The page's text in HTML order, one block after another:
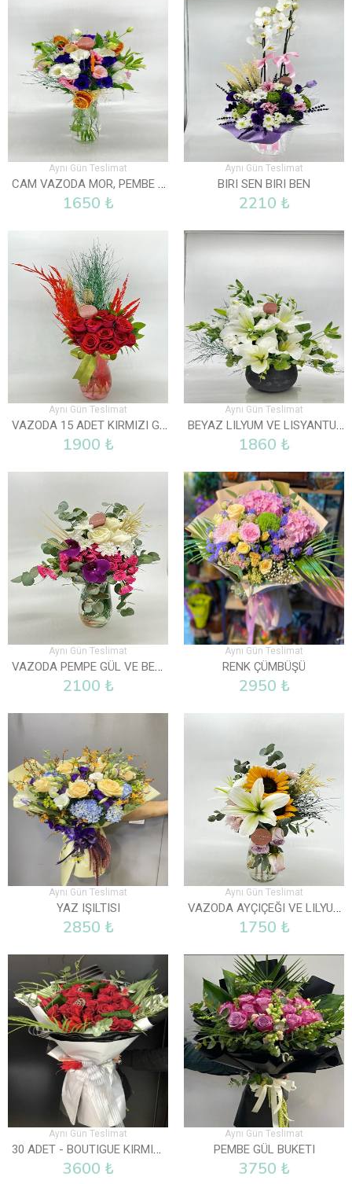
Aynı Gün Teslimat
CAM VAZODA MOR, PEMBE VE BEYAZ LISYANTUS
1650 ₺
Aynı Gün Teslimat
BIRI SEN BIRI BEN
2210 ₺
Aynı Gün Teslimat
VAZODA 15 ADET KIRMIZI GÜL
1900 ₺
Aynı Gün Teslimat
BEYAZ LILYUM VE LISYANTUS ARAJMANI
1860 ₺
Aynı Gün Teslimat
VAZODA PEMPE GÜL VE BEYAZ GÜLLER
2100 ₺
Aynı Gün Teslimat
RENK ÇÜMBÜŞÜ
2950 ₺
Aynı Gün Teslimat
YAZ IŞILTISI
2850 ₺
Aynı Gün Teslimat
VAZODA AYÇIÇEĞI VE LILYUM
1750 ₺
Aynı Gün Teslimat
30 ADET - BOUTIGUE KIRMIZI GÜL BUKETI
3600 ₺
Aynı Gün Teslimat
PEMBE GÜL BUKETI
3750 ₺